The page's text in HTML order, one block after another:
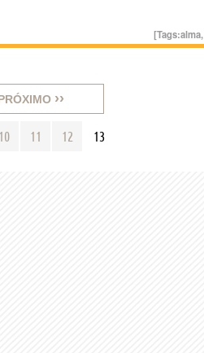
[Tags:alma,
10 11 12 13
››